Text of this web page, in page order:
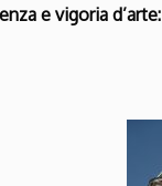
e vigoria